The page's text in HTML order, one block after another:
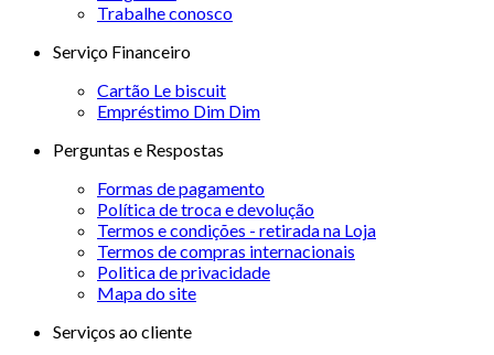
Trabalhe conosco
Serviço Financeiro
Cartão Le biscuit
Empréstimo Dim Dim
Perguntas e Respostas
Formas de pagamento
Política de troca e devolução
Termos e condições - retirada na Loja
Termos de compras internacionais
Politica de privacidade
Mapa do site
Serviços ao cliente